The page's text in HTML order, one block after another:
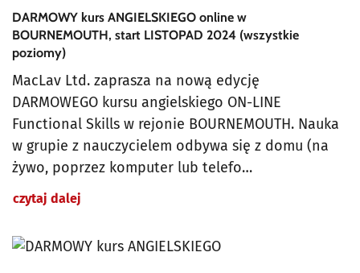
DARMOWY kurs ANGIELSKIEGO online w
BOURNEMOUTH, start LISTOPAD 2024 (wszystkie
poziomy)
MacLav Ltd. zaprasza na nową edycję
DARMOWEGO kursu angielskiego ON-LINE
Functional Skills w rejonie BOURNEMOUTH. Nauka
w grupie z nauczycielem odbywa się z domu (na
żywo, poprzez komputer lub telefo…
czytaj dalej